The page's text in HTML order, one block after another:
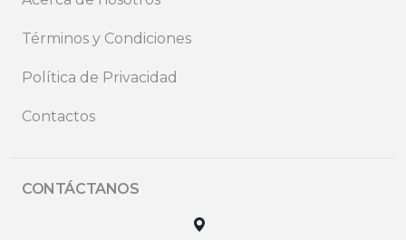
Términos y Condiciones
Política de Privacidad
Contactos
CONTÁCTANOS